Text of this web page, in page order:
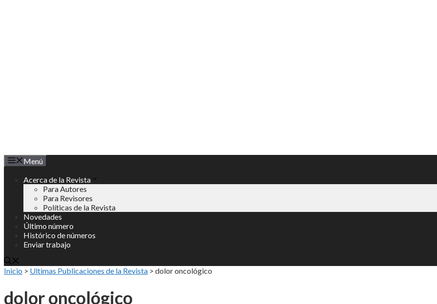
Menú
Acerca de la Revista
Para Autores
Para Revisores
Políticas de la Revista
Novedades
Último número
Histórico de números
Enviar trabajo
Inicio > Ultimas Publicaciones de la Revista > dolor oncológico
dolor oncológico